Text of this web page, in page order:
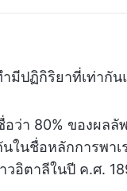
มีปฏิกิริยาที่เท่ากัน
ว่า 80% ของผล
ในชื่อหลักการพา
วอิตาลีในปี ค.ศ.